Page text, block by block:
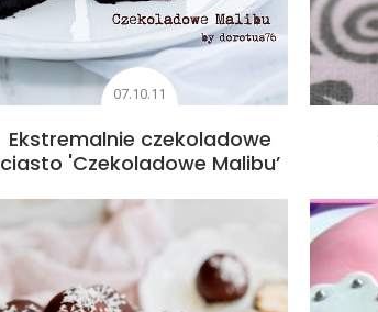
07.10.11
Ekstremalnie czekoladowe
ciasto 'Czekoladowe Malibu’